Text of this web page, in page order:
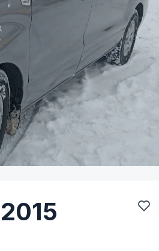
2015